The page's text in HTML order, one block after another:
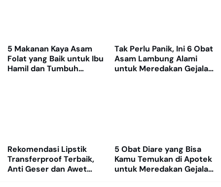
5 Makanan Kaya Asam
Folat yang Baik untuk Ibu
Hamil dan Tumbuh
Tak Perlu Panik, Ini 6 Obat
Asam Lambung Alami
untuk Meredakan Gejala
Rekomendasi Lipstik
Transferproof Terbaik,
Anti Geser dan Awet
5 Obat Diare yang Bisa
Kamu Temukan di Apotek
untuk Meredakan Gejala